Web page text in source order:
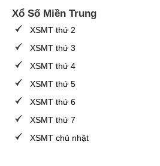
Xổ Số Miền Trung
XSMT thứ 2
XSMT thứ 3
XSMT thứ 4
XSMT thứ 5
XSMT thứ 6
XSMT thứ 7
XSMT chủ nhật